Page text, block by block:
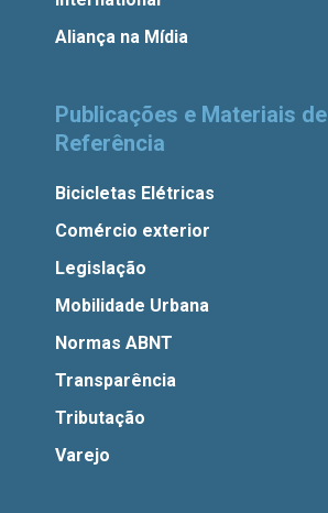
Aliança na Mídia
Publicações e Materiais de
Referência
Bicicletas Elétricas
Comércio exterior
Legislação
Mobilidade Urbana
Normas ABNT
Transparência
Tributação
Varejo